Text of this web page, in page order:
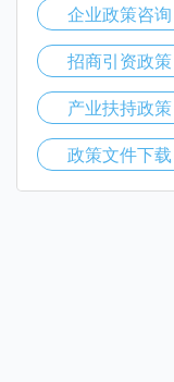
企业政策咨询
招商引资政策
产业扶持政策
政策文件下载